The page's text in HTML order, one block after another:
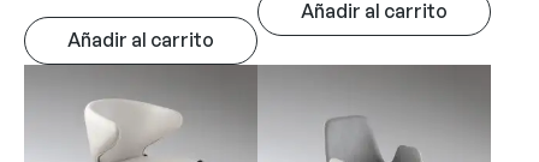
Añadir al carrito
Añadir al carrito